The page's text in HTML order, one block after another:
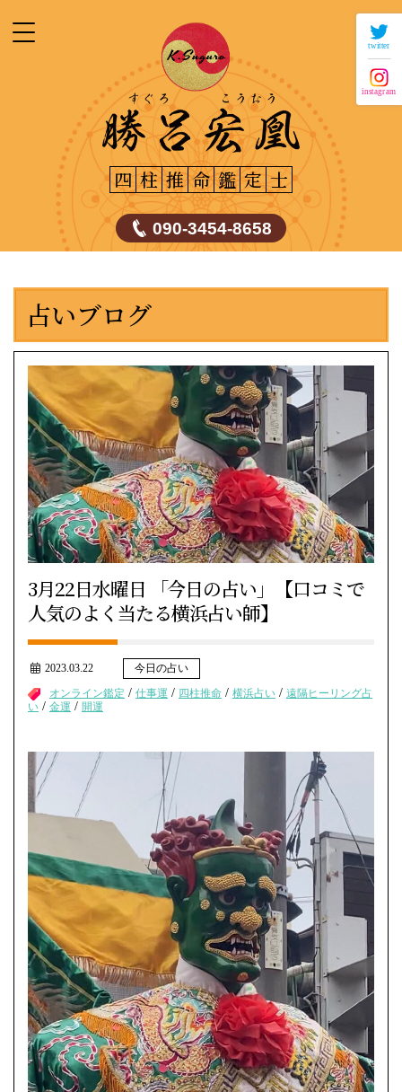
四 柱 推 命 鑑 定 士
090-3454-8658
占いブログ
3月22日水曜日 「今日の占い」【口コミで
人気のよく当たる横浜占い師】
2023.03.22
今日の占い
オンライン鑑定 / 仕事運 / 四柱推命 / 横浜占い / 遠隔ヒーリング占
い / 金運 / 開運
twitter
instagram